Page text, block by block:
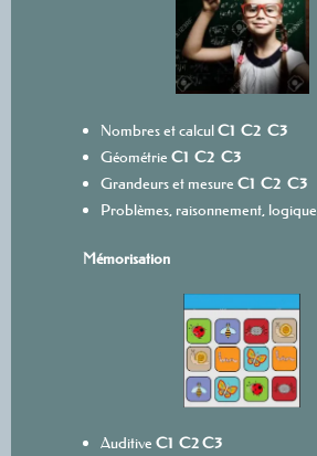
Nombres et calculC1 C2 C3
Géométrie C1 C2 C3
Grandeurs et mesure C1 C2 C3
Problèmes, raisonnement, logique
Mémorisation
Auditive C1 C2C3